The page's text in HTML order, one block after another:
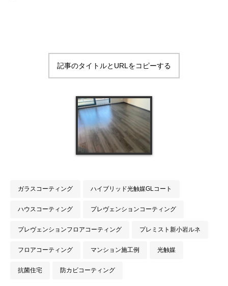
記事のタイトルとURLをコピーする
ガラスコーティング ハイブリッド光触媒GLコート
ハウスコーティング プレヴェンションコーティング
プレヴェンションフロアコーティング プレミスト新小岩ルネ
フロアコーティング マンション施工例 光触媒
抗菌住宅 防カビコーティング